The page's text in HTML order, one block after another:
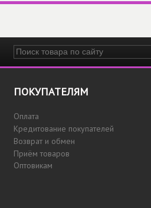
Введите ключевые слова для поиска
ПОКУПАТЕЛЯМ
Оплата
Кредитование покупателей
Возврат и обмен
Приём товаров
Оптовикам